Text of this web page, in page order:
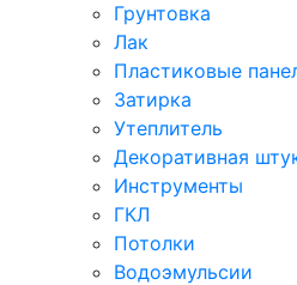
Грунтовка
Лак
Пластиковые
Затирка
Утеплитель
Декоративная
Инструменты
ГКЛ
Потолки
Водоэмульсии